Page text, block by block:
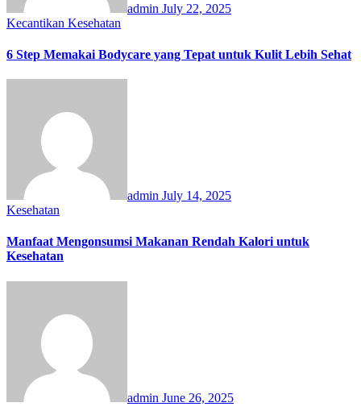
admin July 22, 2025
Kecantikan Kesehatan
6 Step Memakai Bodycare yang Tepat untuk Kulit Lebih Sehat
admin July 14, 2025
Kesehatan
Manfaat Mengonsumsi Makanan Rendah Kalori untuk
Kesehatan
admin June 26, 2025